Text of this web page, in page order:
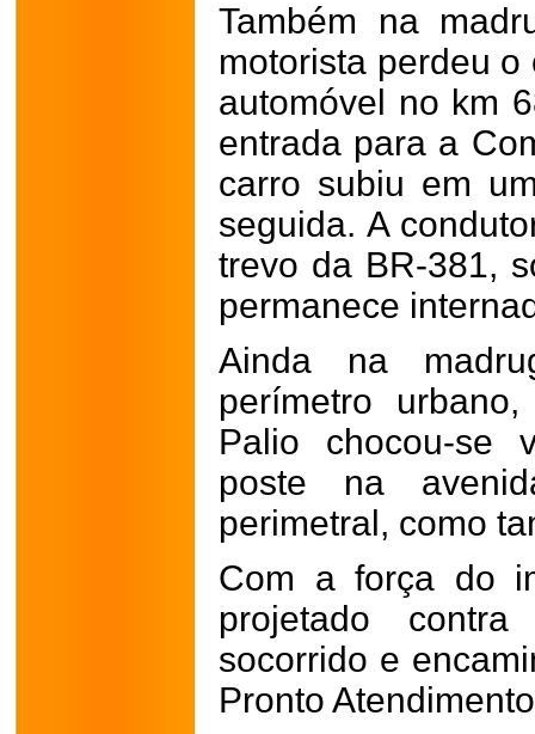
Também na
motorista perdeu
automóvel no km
entrada para a
carro subiu em
seguida. A
trevo da BR-381,
permanece
Ainda na
perímetro
Palio chocou-se
poste na
perimetral, como
Com a força do
projetado
socorrido e
Pronto